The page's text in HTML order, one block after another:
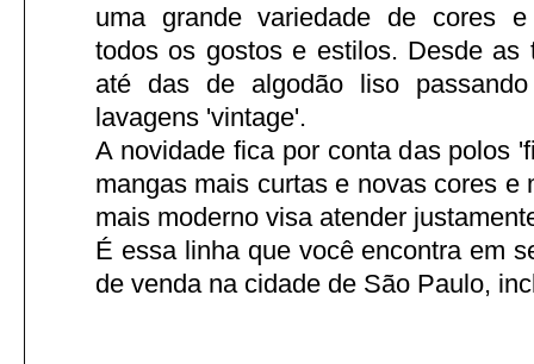
uma grande variedade de cores e
todos os gostos e estilos. Desde as
até das de algodão liso
lavagens 'vintage'.
A novidade fica por conta das polos
mangas mais curtas e novas cores e
mais moderno visa atender
É essa linha que você encontra em
de venda na cidade de São Paulo,